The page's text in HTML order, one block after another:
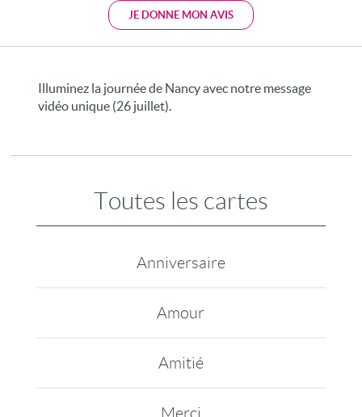
JE DONNE MON AVIS
Illuminez la journée de Nancy avec notre message
vidéo unique (26 juillet).
Toutes les cartes
Anniversaire
Amour
Amitié
Merci